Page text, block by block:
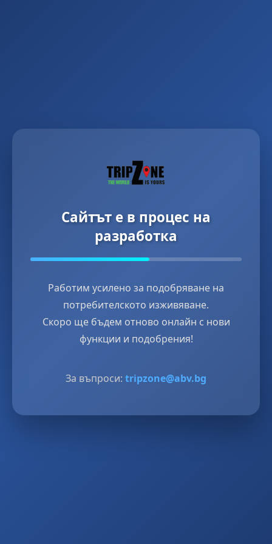
Сайтът е в процес на
разработка
Работим усилено за подобряване на
потребителското изживяване.
Скоро ще бъдем отново онлайн с нови
функции и подобрения!
За въпроси: tripzone@abv.bg